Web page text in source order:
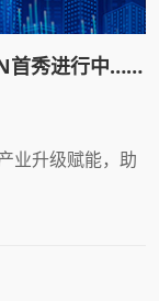
首秀进行中……
业升级赋能，助